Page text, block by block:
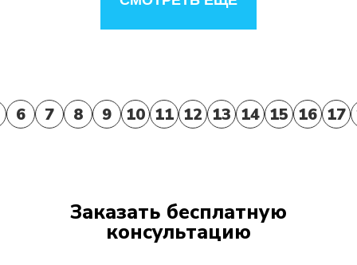
6 7 8 9 10 11 12 13 14 15 16 17
Заказать бесплатную
консультацию